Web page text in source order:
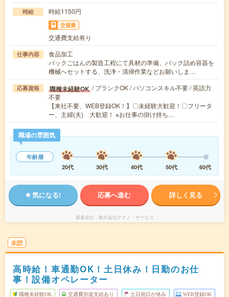
時給 時給1150円
交通費
交通費支給有り
仕事内容
食品加工
パックごはんの製造工程にて具材の準備、パック詰め容器を
機械へセットする、洗浄・清掃作業などお願いしま…
応募資格 職種未経験OK / ブランクOK / パソコンスキル不要 / 英語力
不要
【来社不要、WEB登録OK！】〇未経験大歓迎！〇フリータ
ー、主婦(夫) 大歓迎！ ※お仕事の掛け持ち…
職場の雰囲気
年齢層
20代
30代 40代 50代 60代
気になる! 応募へ進む 詳しく見る
派遣会社 株式会社テクノ・サービス
未読
高時給！車通勤OK！土日休み！日勤のお仕
事！設備オペレーター
職種未経験OK 交通費別途支給あり 土日祝日が休み WEB登録OK